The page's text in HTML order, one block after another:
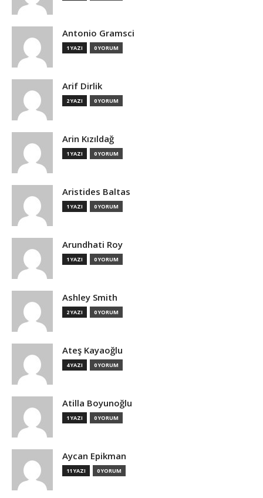
Antonio Gramsci
1 YAZI 0 YORUM
Arif Dirlik
2 YAZI 0 YORUM
Arin Kızıldağ
1 YAZI 0 YORUM
Aristides Baltas
1 YAZI 0 YORUM
Arundhati Roy
1 YAZI 0 YORUM
Ashley Smith
2 YAZI 0 YORUM
Ateş Kayaoğlu
4 YAZI 0 YORUM
Atilla Boyunoğlu
1 YAZI 0 YORUM
Aycan Epikman
11 YAZI 0 YORUM